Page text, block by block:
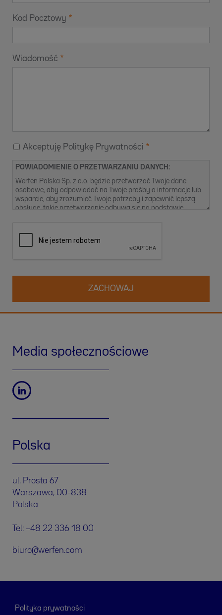
Kod Pocztowy
Wiadomość
Akceptuję Politykę Prywatności
POWIADOMIENIE O PRZETWARZANIU DANYCH:
Werfen Polska Sp. z o.o. będzie przetwarzać Twoje dane
osobowe, aby odpowiadać na Twoje prośby o informacje lub
wsparcie, aby zrozumieć Twoje potrzeby i zapewnić lepszą
obsługę, takie przetwarzanie odbywa się na podstawie
sposobu korzystania ze swoich praw możesz znaleźć w
Polityce prywatności
Media społecznościowe
Polska
ul. Prosta 67
Warszawa, 00-838
Polska
Tel: +48 22 336 18 00
biuro@werfen.com
Polityka prywatności